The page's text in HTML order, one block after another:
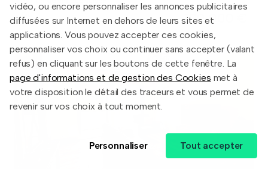
190 000 €
vidéo, ou encore personnaliser les annonces publicitaires
diffusées sur Internet en dehors de leurs sites et
applications. Vous pouvez accepter ces cookies,
personnaliser vos choix ou continuer sans accepter (valant
refus) en cliquant sur les boutons de cette fenêtre. La
page d'informations et de gestion des Cookies met à
votre disposition le détail des traceurs et vous permet de
revenir sur vos choix à tout moment.
Personnaliser Tout accepter